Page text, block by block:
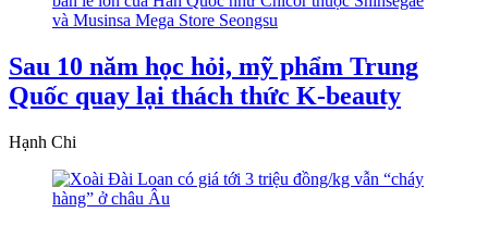
Sau 10 năm học hỏi, mỹ phẩm Trung
Quốc quay lại thách thức K-beauty
Hạnh Chi